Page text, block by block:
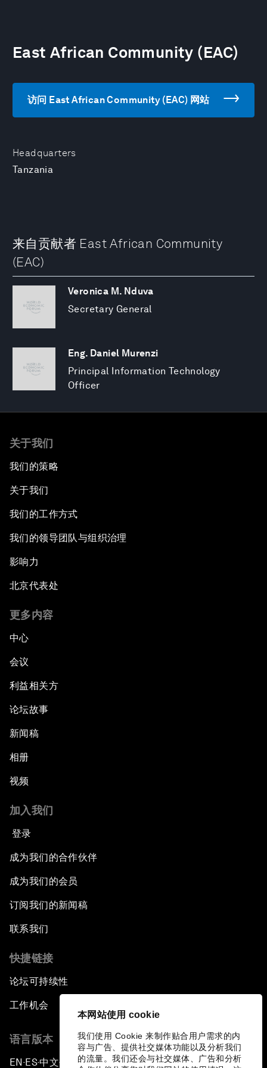
本网站使用 cookie
我们使用 Cookie 来制作贴合用户需求的内
容与广告、提供社交媒体功能以及分析我们
的流量。我们还会与社交媒体、广告和分析
Headquarters
Tanzania
East African Community (EAC)
访问 East African Community (EAC) 网站
来自贡献者 East African Community
(EAC)
Veronica M. Nduva
Secretary General
Eng. Daniel Murenzi
Principal Information Technology
Officer
关于我们
我们的策略
关于我们
我们的工作方式
我们的领导团队与组织治理
影响力
北京代表处
更多内容
中心
会议
利益相关方
论坛故事
新闻稿
相册
视频
加入我们
登录
成为我们的合作伙伴
成为我们的会员
订阅我们的新闻稿
联系我们
快捷链接
论坛可持续性
工作机会
语言版本
EN ▪ ES▪中文▪ 日本語